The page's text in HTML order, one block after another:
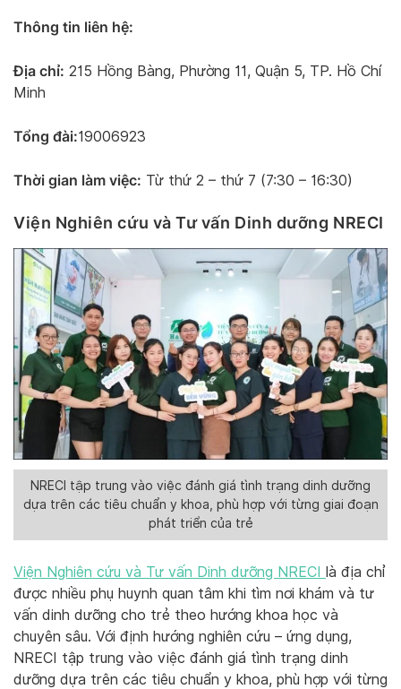
Thông tin liên hệ:
Địa chỉ: 215 Hồng Bàng, Phường 11, Quận 5, TP. Hồ Chí
Minh
Tổng đài:19006923
Thời gian làm việc: Từ thứ 2 – thứ 7 (7:30 – 16:30)
Viện Nghiên cứu và Tư vấn Dinh dưỡng NRECI
NRECI tập trung vào việc đánh giá tình trạng dinh dưỡng
dựa trên các tiêu chuẩn y khoa, phù hợp với từng giai đoạn
phát triển của trẻ
Viện Nghiên cứu và Tư vấn Dinh dưỡng NRECI là địa chỉ
được nhiều phụ huynh quan tâm khi tìm nơi khám và tư
vấn dinh dưỡng cho trẻ theo hướng khoa học và
chuyên sâu. Với định hướng nghiên cứu – ứng dụng,
NRECI tập trung vào việc đánh giá tình trạng dinh
dưỡng dựa trên các tiêu chuẩn y khoa, phù hợp với từng